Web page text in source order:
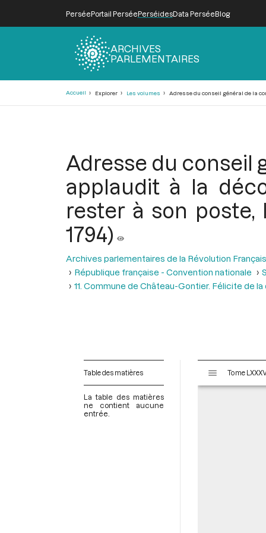
PerséePortail PerséePerséidesData PerséeBlog
ARCHIVES
PARLEMENTAIRES
Accueil Explorer Les volumes Adresse du conseil général de la
Adresse du conseil
applaudit à la
rester à son
1794)
Archives parlementaires de la Révolution
République française - Convention nationale
11. Commune de Château-Gontier. Félicite de
Table des matières
La table des matières
ne contient aucune
entrée.
s